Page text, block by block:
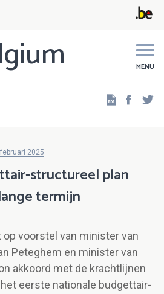
MENU
2025
structureel plan
termijn
op voorstel van minister van
Peteghem en minister van
akkoord met de krachtlijnen
eerste nationale budgettair-